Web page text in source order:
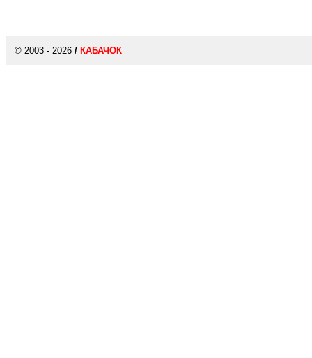
© 2003 - 2026 / КАБАЧОК